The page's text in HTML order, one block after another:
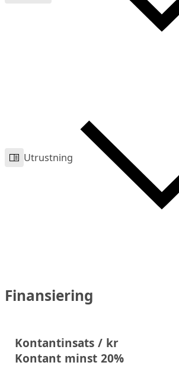
Utrustning
Finansiering
Kontantinsats / kr
Kontant minst 20%